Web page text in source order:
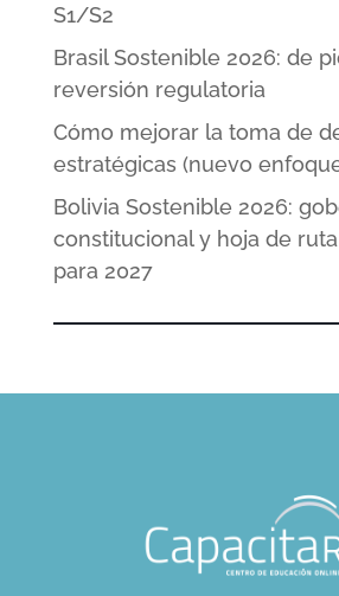
S1/S2
Brasil Sostenible 2026: de
reversión regulatoria
Cómo mejorar la toma de
estratégicas (nuevo
Bolivia Sostenible 2026:
constitucional y hoja de
para 2027